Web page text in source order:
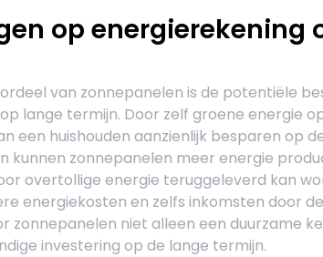
op energierekening
van zonnepanelen is de potentiële
lange termijn. Door zelf groene energie
een huishouden aanzienlijk besparen op
kunnen zonnepanelen meer energie
overtollige energie teruggeleverd kan
energiekosten en zelfs inkomsten door
zonnepanelen niet alleen een duurzame
investering op de lange termijn.